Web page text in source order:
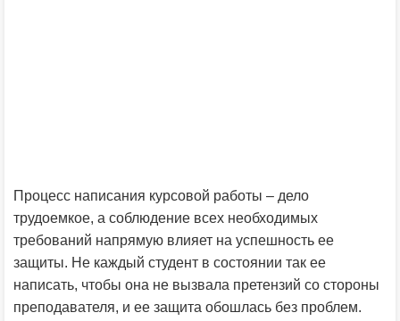
Процесс написания курсовой работы – дело
трудоемкое, а соблюдение всех необходимых
требований напрямую влияет на успешность ее
защиты. Не каждый студент в состоянии так ее
написать, чтобы она не вызвала претензий со стороны
преподавателя, и ее защита обошлась без проблем.